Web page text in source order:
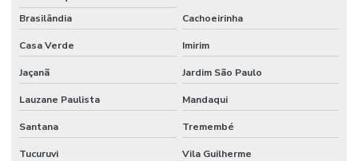
AMERICANA
AUTOMAÇÃO
RESIDENCIAL
AMERICANA
SP
AUTOMAÇÃO
RESIDENCIAL
BALNEARIO
CAMBORIU
Brasilândia
Cachoeirinha
Casa Verde Imirim
Jaçanã Jardim São Paulo
Lauzane Paulista Mandaqui
Santana Tremembé
Tucuruvi Vila Guilherme